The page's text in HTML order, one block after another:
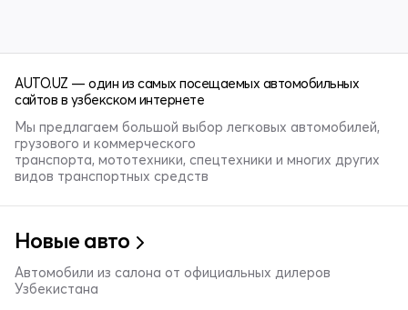
AUTO.UZ — один из самых посещаемых автомобильных
сайтов в узбекском интернете
Мы предлагаем большой выбор легковых автомобилей,
грузового и коммерческого
транспорта, мототехники, спецтехники и многих других
видов транспортных средств
Новые авто
Автомобили из салона от официальных дилеров
Узбекистана